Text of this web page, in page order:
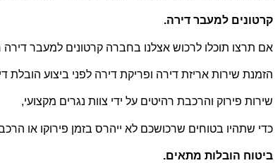
קרטונים למעבר דירה.
אם תרצו תוכלו לרכוש אצלנו בחברה קרטונים למעבר
הזמנת שירות אריזת דירה ופריקת דירה לפני ביצוע הובלת
שירות פירוק והרכבת רהיטים על ידי צוות נגרים מקצועי,
כדי שתהיו בטוחים שרכושכם לא ייהרס בזמן פירוקו או
ביטוח הובלות מתאים.